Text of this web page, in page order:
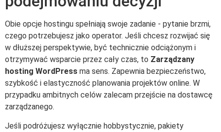
Obie opcje hostingu spełniają swoje zadanie - pytanie brzmi,
czego potrzebujesz jako operator. Jeśli chcesz rozwijać się
w dłuższej perspektywie, być technicznie odciążonym i
otrzymywać wsparcie przez cały czas, to Zarządzany
hosting WordPress ma sens. Zapewnia bezpieczeństwo,
szybkość i elastyczność planowania projektów online. W
przypadku ambitnych celów zalecam przejście na dostawcę
zarządzanego.
Jeśli podróżujesz wyłącznie hobbystycznie, pakiety